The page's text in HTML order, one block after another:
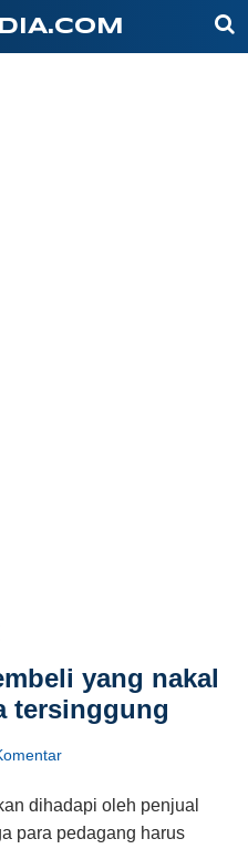
yang nakal
tersinggung
dihadapi oleh penjual
para pedagang harus